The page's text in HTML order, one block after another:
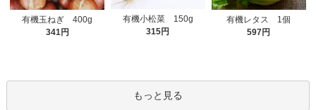
有機玉ねぎ 400g
341円
有機小松菜 150g
315円
有機レタス 1個
597円
もっと見る